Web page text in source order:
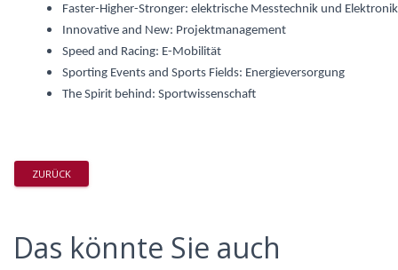
Faster-Higher-Stronger: elektrische Messtechnik und Elektronik
Innovative and New: Projektmanagement
Speed and Racing: E-Mobilität
Sporting Events and Sports Fields: Energieversorgung
The Spirit behind: Sportwissenschaft
ZURÜCK
Das könnte Sie auch